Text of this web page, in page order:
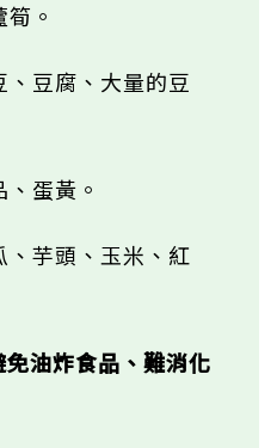
。
豆腐、大量的豆
蛋黃。
芋頭、玉米、紅
油炸食品、難消化